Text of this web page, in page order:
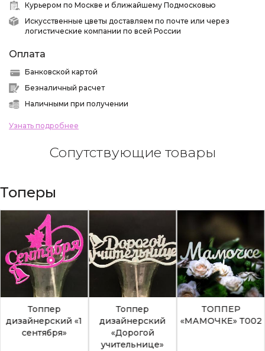
Курьером по Москве и ближайшему Подмосковью
Искусственные цветы доставляем по почте или через
логистические компании по всей России
Оплата
Банковской картой
Безналичный расчет
Наличными при получении
Узнать подробнее
Сопутствующие товары
Топеры
Топпер
дизайнерский «1
сентября»
Топпер
дизайнерский
«Дорогой
учительнице»
ТОППЕР
«МАМОЧКЕ» Т002